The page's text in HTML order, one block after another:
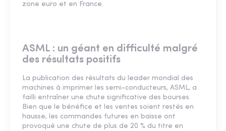
zone euro et en France.
ASML : un géant en difficulté malgré
des résultats positifs
La publication des résultats du leader mondial des
machines à imprimer les semi-conducteurs, ASML, a
failli entraîner une chute significative des bourses.
Bien que le bénéfice et les ventes soient restés en
hausse, les commandes futures en baisse ont
provoqué une chute de plus de 20 % du titre en